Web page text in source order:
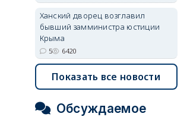
Ханский дворец возглавил
бывший замминистра юстиции
Крыма
5 6420
Показать все новости
Обсуждаемое